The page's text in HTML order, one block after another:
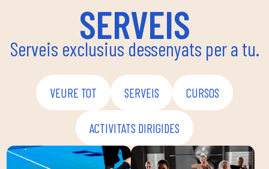
SERVEIS
Serveis exclusius dessenyats per a tu.
VEURE TOT SERVEIS CURSOS
ACTIVITATS DIRIGIDES